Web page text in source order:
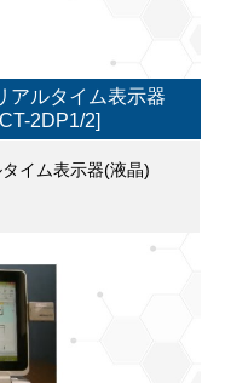
アルタイム表示器
2DP1/2]
イム表示器(液晶)